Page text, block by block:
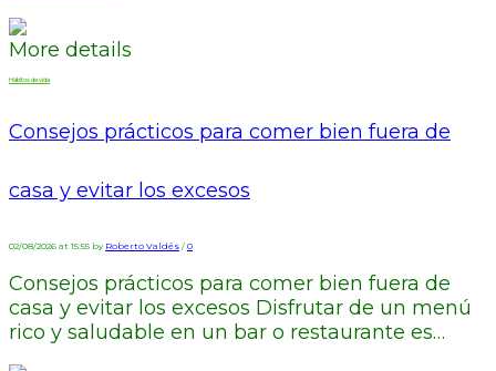
More details
Hábitos de vida
Consejos prácticos para comer bien fuera de
casa y evitar los excesos
02/08/2026 at 15:55 by Roberto Valdés / 0
Consejos prácticos para comer bien fuera de
casa y evitar los excesos Disfrutar de un menú
rico y saludable en un bar o restaurante es…